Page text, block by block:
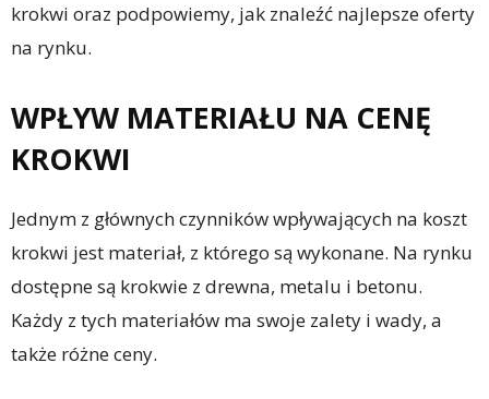
krokwi oraz podpowiemy, jak znaleźć najlepsze oferty
na rynku.
WPŁYW MATERIAŁU NA CENĘ
KROKWI
Jednym z głównych czynników wpływających na koszt
krokwi jest materiał, z którego są wykonane. Na rynku
dostępne są krokwie z drewna, metalu i betonu.
Każdy z tych materiałów ma swoje zalety i wady, a
także różne ceny.